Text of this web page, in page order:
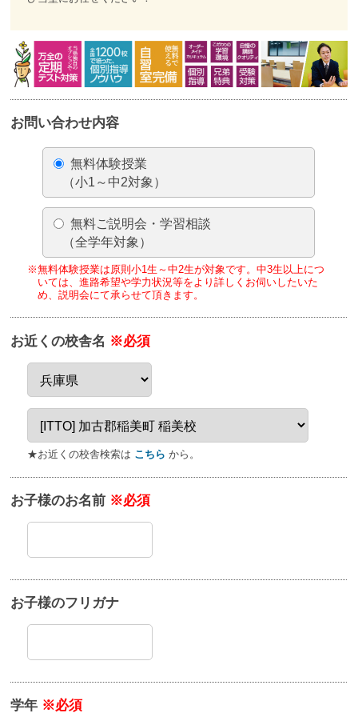
お問い合わせ内容
無料体験授業
（小1～中2対象）
無料ご説明会・学習相談
（全学年対象）
※無料体験授業は原則小1生～中2生が対象です。中3生以上につ
いては、進路希望や学力状況等をより詳しくお伺いしたいた
め、説明会にて承らせて頂きます。
お近くの校舎名 ※必須
★お近くの校舎検索は こちら から。
お子様のお名前 ※必須
お子様のフリガナ
学年 ※必須